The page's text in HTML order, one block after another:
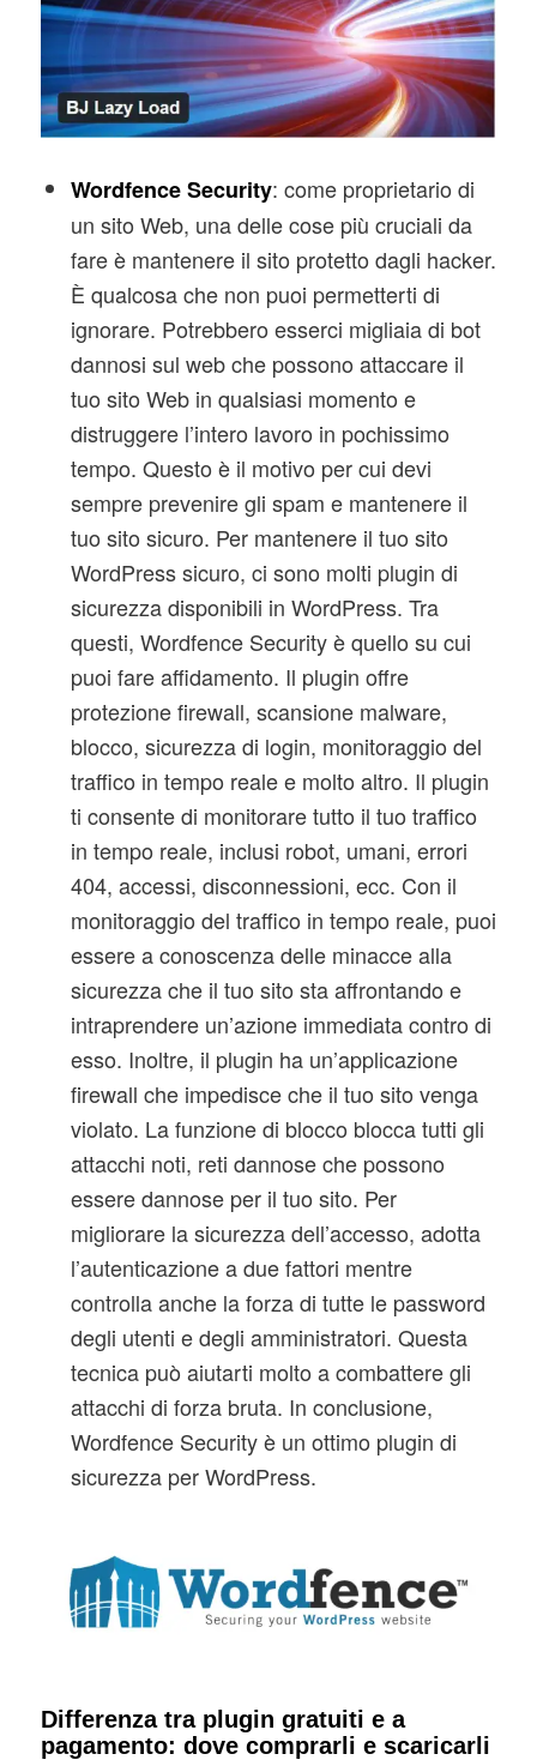
Wordfence Security: come proprietario di
un sito Web, una delle cose più cruciali da
fare è mantenere il sito protetto dagli hacker.
È qualcosa che non puoi permetterti di
ignorare. Potrebbero esserci migliaia di bot
dannosi sul web che possono attaccare il
tuo sito Web in qualsiasi momento e
distruggere l’intero lavoro in pochissimo
tempo. Questo è il motivo per cui devi
sempre prevenire gli spam e mantenere il
tuo sito sicuro. Per mantenere il tuo sito
WordPress sicuro, ci sono molti plugin di
sicurezza disponibili in WordPress. Tra
questi, Wordfence Security è quello su cui
puoi fare affidamento. Il plugin offre
protezione firewall, scansione malware,
blocco, sicurezza di login, monitoraggio del
traffico in tempo reale e molto altro. Il plugin
ti consente di monitorare tutto il tuo traffico
in tempo reale, inclusi robot, umani, errori
404, accessi, disconnessioni, ecc. Con il
monitoraggio del traffico in tempo reale, puoi
essere a conoscenza delle minacce alla
sicurezza che il tuo sito sta affrontando e
intraprendere un’azione immediata contro di
esso. Inoltre, il plugin ha un’applicazione
firewall che impedisce che il tuo sito venga
violato. La funzione di blocco blocca tutti gli
attacchi noti, reti dannose che possono
essere dannose per il tuo sito. Per
migliorare la sicurezza dell’accesso, adotta
l’autenticazione a due fattori mentre
controlla anche la forza di tutte le password
degli utenti e degli amministratori. Questa
tecnica può aiutarti molto a combattere gli
attacchi di forza bruta. In conclusione,
Wordfence Security è un ottimo plugin di
sicurezza per WordPress.
Differenza tra plugin gratuiti e a
pagamento: dove comprarli e scaricarli